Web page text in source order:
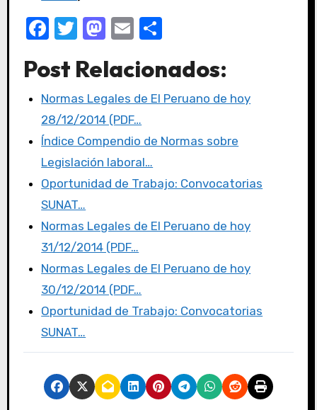
F
c
e
b
o
o
k
T
it
te
r
M
st
o
d
o
n
E
ail
C
m
p
tir
Post Relacionados:
Normas Legales de El Peruano de hoy
28/12/2014 (PDF…
Índice Compendio de Normas sobre
Legislación laboral…
Oportunidad de Trabajo: Convocatorias
SUNAT…
Normas Legales de El Peruano de hoy
31/12/2014 (PDF…
Normas Legales de El Peruano de hoy
30/12/2014 (PDF…
Oportunidad de Trabajo: Convocatorias
SUNAT…